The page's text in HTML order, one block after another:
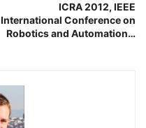
ICRA 2012, IEEE
International Conference on
Robotics and Automation…